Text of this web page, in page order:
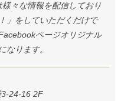
々な情報を配信しており
」をしていただくだけで
ページオリジナル
なります。
24-16 2F